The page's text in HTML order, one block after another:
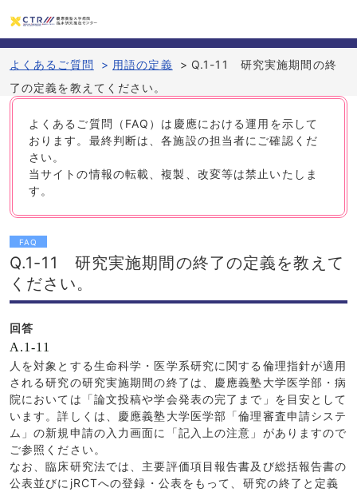
よくあるご質問 > 用語の定義 > Q.1-11 研究実施期間の終
了の定義を教えてください。
よくあるご質問（FAQ）は慶應における運用を示して
おります。最終判断は、各施設の担当者にご確認くだ
さい。
当サイトの情報の転載、複製、改変等は禁止いたしま
す。
FAQ
Q.1-11 研究実施期間の終了の定義を教えて
ください。
回答
A.1-11
人を対象とする生命科学・医学系研究に関する倫理指針が適用
される研究の研究実施期間の終了は、慶應義塾大学医学部・病
院においては「論文投稿や学会発表の完了まで」を目安として
います。詳しくは、慶應義塾大学医学部「倫理審査申請システ
ム」の新規申請の入力画面に「記入上の注意」がありますので
ご参照ください。
なお、臨床研究法では、主要評価項目報告書及び総括報告書の
公表並びにjRCTへの登録・公表をもって、研究の終了と定義